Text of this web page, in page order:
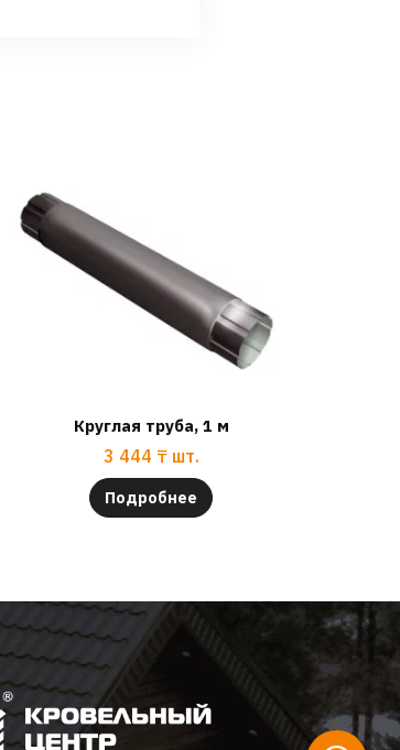
Круглая труба, 1 м
3 444 ₸ шт.
Подробнее